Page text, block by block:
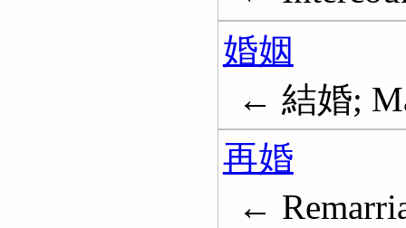
婚姻
← 結婚;
再婚
←